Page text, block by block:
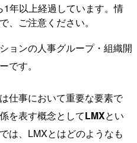
年以上経過しています。情
、ご注意ください。
ョンの人事グループ・組織開
です。
仕事において重要な要素で
を表す概念としてLMXとい
は、LMXとはどのようなも